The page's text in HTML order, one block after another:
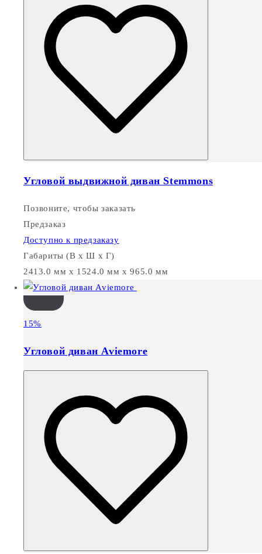
Угловой выдвижной диван Stemmons
Позвоните, чтобы заказать
Предзаказ
Доступно к предзаказу
Габариты (В х Ш х Г)
2413.0 мм x 1524.0 мм x 965.0 мм
15%
Угловой диван Aviemore